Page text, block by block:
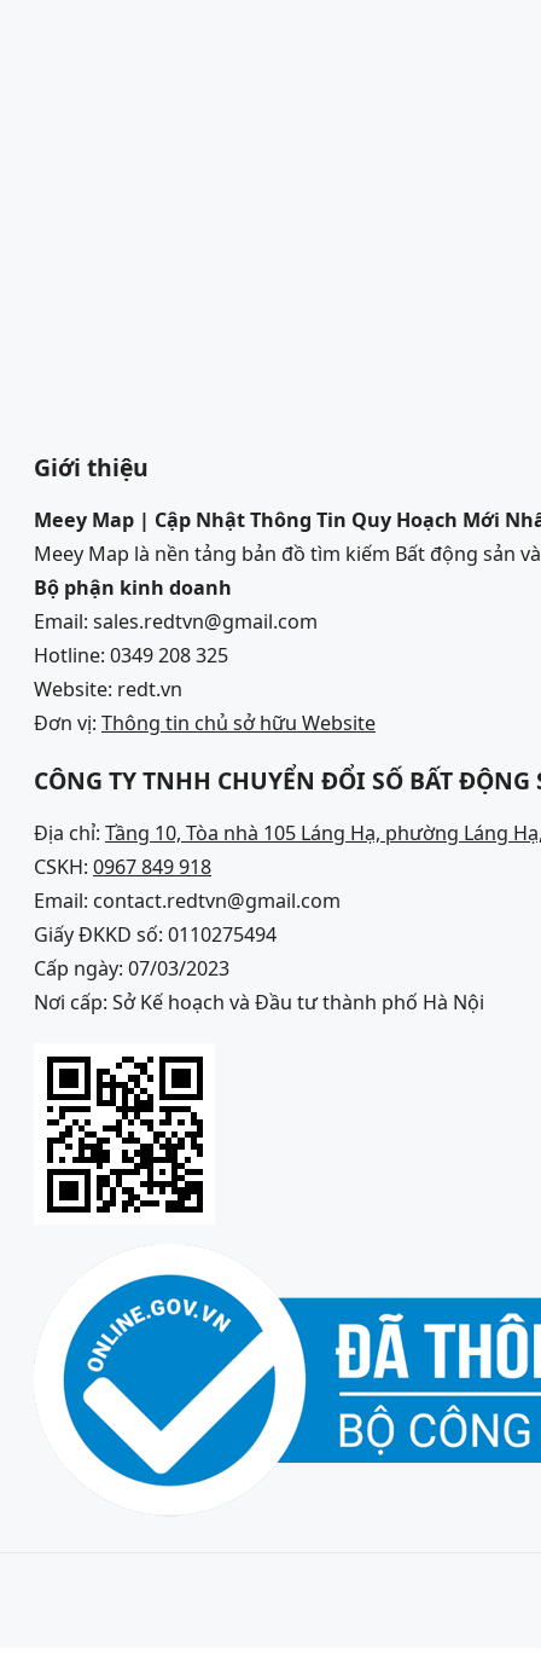
Giới thiệu
Meey Map | Cập Nhật Thông Tin Quy Hoạch Mới
Meey Map là nền tảng bản đồ tìm kiếm Bất động sản
Bộ phận kinh doanh
Email: sales.redtvn@gmail.com
Hotline: 0349 208 325
Website: redt.vn
Đơn vị: Thông tin chủ sở hữu Website
CÔNG TY TNHH CHUYỂN ĐỔI SỐ BẤT ĐỘNG
Địa chỉ: Tầng 10, Tòa nhà 105 Láng Hạ, phường Láng
CSKH: 0967 849 918
Email: contact.redtvn@gmail.com
Giấy ĐKKD số: 0110275494
Cấp ngày: 07/03/2023
Nơi cấp: Sở Kế hoạch và Đầu tư thành phố Hà Nội